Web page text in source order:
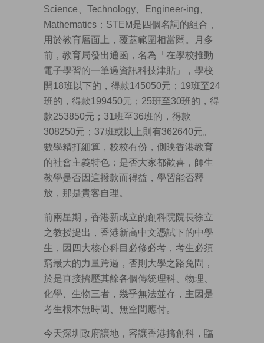
Science、Technology、Engineer-ing、
Mathematics；STEM是四個名詞的組合，
用於教育層面上，覆蓋範圍相當闊。月多
前，教育局發出通函，名為「在學校推動
電子學習的一筆過資訊科技津貼」，學校
開18班以下的，得款145050元；19班至24
班的，得款199450元；25班至30班的，得
款253850元；31班至36班的，得款
308250元；37班或以上則有362640元。
數學精打細算，校校有份，側映香港教育
的社會主義特色；是否大家都歡喜，師生
教學是否因這撥款而得益，學習能否釋
放，那是貴客自理。
前兩星期，香港新成立的創科院院長徐立
之教授提出，香港新高中文憑試下的中學
生，因四大核心科目必修必考，考生必須
窮最大的力量跨過，否則大學之路免問，
於是直接擠壓其餘各個傳統理科、物理、
化學、生物三者，幾乎無法並存，主因是
考生根本無時間、無空間應付。
今天深圳政府讓地，容讓香港搞創科，臨